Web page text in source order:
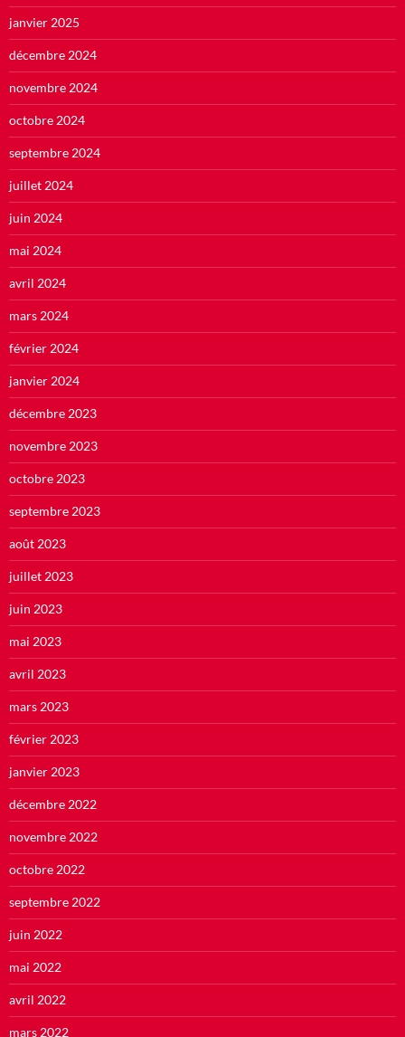
janvier 2025
décembre 2024
novembre 2024
octobre 2024
septembre 2024
juillet 2024
juin 2024
mai 2024
avril 2024
mars 2024
février 2024
janvier 2024
décembre 2023
novembre 2023
octobre 2023
septembre 2023
août 2023
juillet 2023
juin 2023
mai 2023
avril 2023
mars 2023
février 2023
janvier 2023
décembre 2022
novembre 2022
octobre 2022
septembre 2022
juin 2022
mai 2022
avril 2022
mars 2022